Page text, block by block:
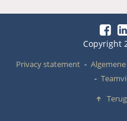
Copyright
Privacy statement